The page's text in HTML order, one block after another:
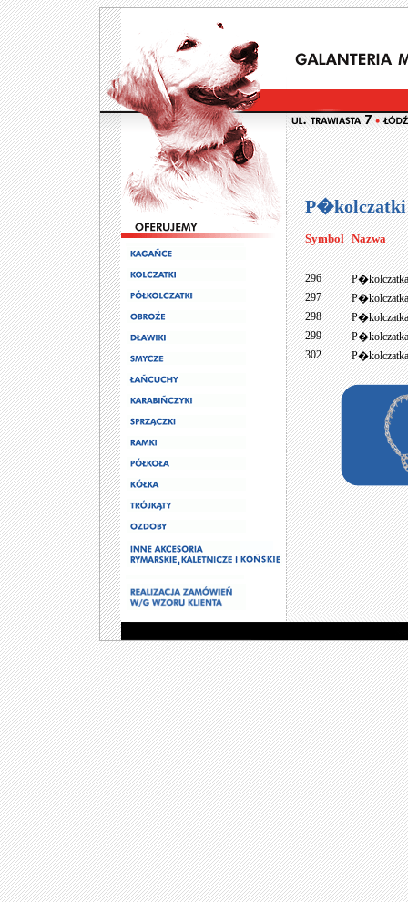
P�kolczatki
Symbol Nazwa
296
P�kolczatka
297
P�kolczatka
298
P�kolczatka
299
P�kolczatka
302
P�kolczatka